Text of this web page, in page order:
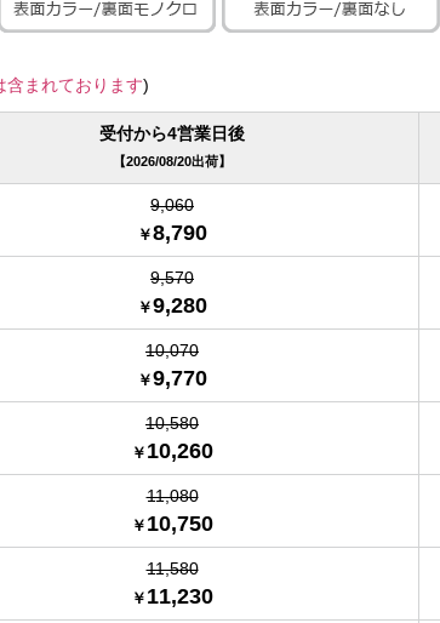
含まれております)
受付から4営業日後
2026/08/20出荷
9,060
8,790
9,570
9,280
10,070
9,770
10,580
10,260
11,080
10,750
11,580
11,230